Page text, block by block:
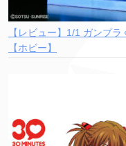
【レビュー】1/1 ガンプ
【ホビー】